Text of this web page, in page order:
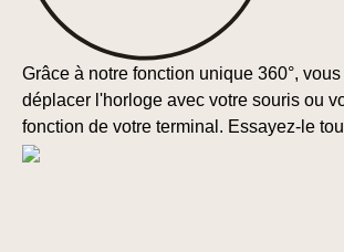
Grâce à notre fonction unique 360°,
déplacer l'horloge avec votre souris ou
fonction de votre terminal. Essayez-le